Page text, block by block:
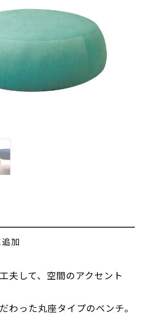
加
夫して、空間のアクセント
わった丸座タイプのベンチ。